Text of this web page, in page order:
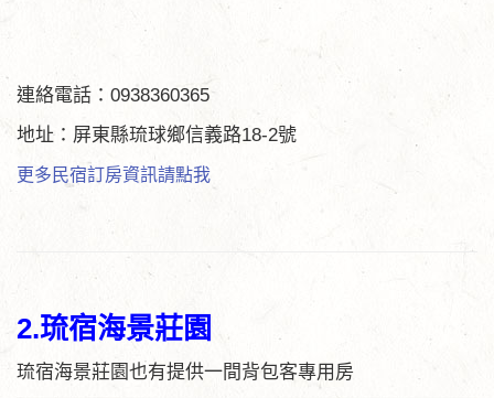
連絡電話：0938360365
地址：屏東縣琉球鄉信義路18-2號
更多民宿訂房資訊請點我
2.琉宿海景莊園
琉宿海景莊園也有提供一間背包客專用房